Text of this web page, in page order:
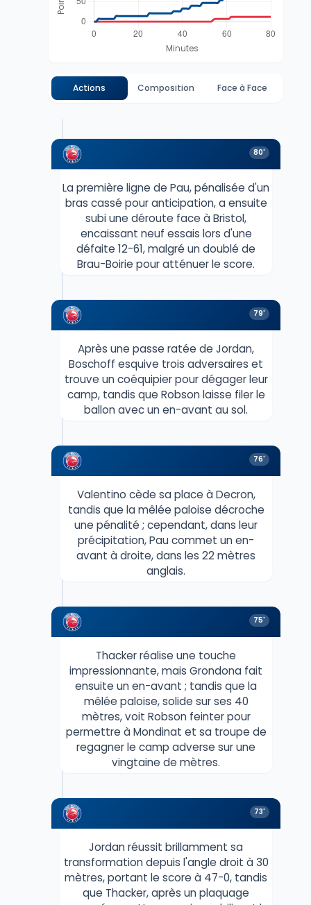
Actions Composition Face à Face
80'
La première ligne de Pau, pénalisée d'un
bras cassé pour anticipation, a ensuite
subi une déroute face à Bristol,
encaissant neuf essais lors d'une
défaite 12-61, malgré un doublé de
Brau-Boirie pour atténuer le score.
79'
Après une passe ratée de Jordan,
Boschoff esquive trois adversaires et
trouve un coéquipier pour dégager leur
camp, tandis que Robson laisse filer le
ballon avec un en-avant au sol.
76'
Valentino cède sa place à Decron,
tandis que la mêlée paloise décroche
une pénalité ; cependant, dans leur
précipitation, Pau commet un en-
avant à droite, dans les 22 mètres
anglais.
75'
Thacker réalise une touche
impressionnante, mais Grondona fait
ensuite un en-avant ; tandis que la
mêlée paloise, solide sur ses 40
mètres, voit Robson feinter pour
permettre à Mondinat et sa troupe de
regagner le camp adverse sur une
vingtaine de mètres.
73'
Jordan réussit brillamment sa
transformation depuis l'angle droit à 30
mètres, portant le score à 47-0, tandis
que Thacker, après un plaquage